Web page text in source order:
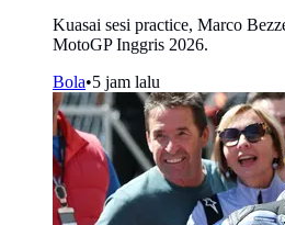
Kuasai sesi practice, Marco
MotoGP Inggris 2026.
Bola•5 jam lalu